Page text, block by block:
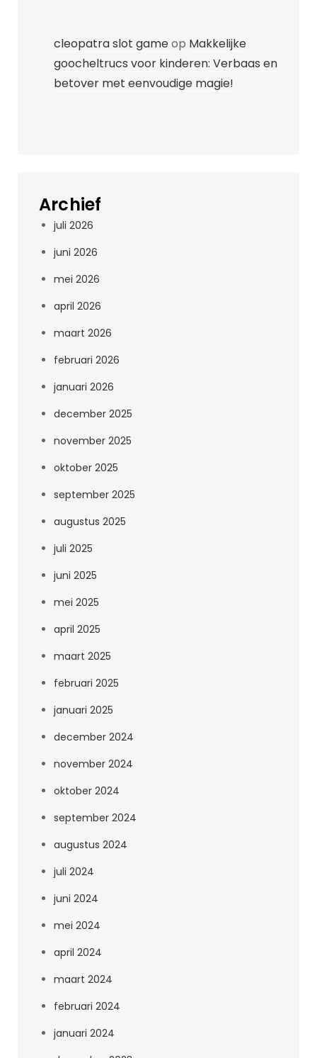
cleopatra slot gameop Makkelijke
goocheltrucs voor kinderen: Verbaas en
betover met eenvoudige magie!
Archief
juli 2026
juni 2026
mei 2026
april 2026
maart 2026
februari 2026
januari 2026
december 2025
november 2025
oktober 2025
september 2025
augustus 2025
juli 2025
juni 2025
mei 2025
april 2025
maart 2025
februari 2025
januari 2025
december 2024
november 2024
oktober 2024
september 2024
augustus 2024
juli 2024
juni 2024
mei 2024
april 2024
maart 2024
februari 2024
januari 2024